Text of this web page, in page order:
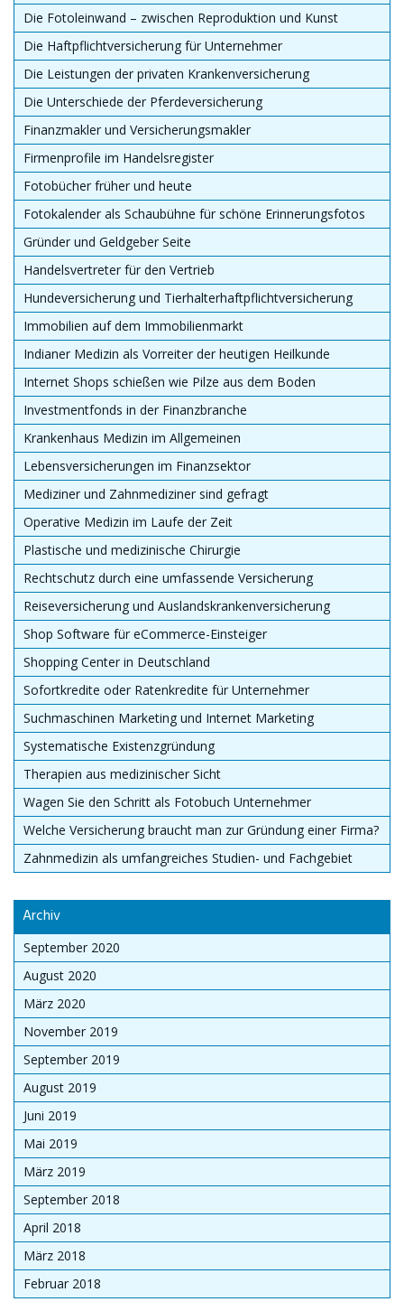
Die Fotoleinwand – zwischen Reproduktion und Kunst
Die Haftpflichtversicherung für Unternehmer
Die Leistungen der privaten Krankenversicherung
Die Unterschiede der Pferdeversicherung
Finanzmakler und Versicherungsmakler
Firmenprofile im Handelsregister
Fotobücher früher und heute
Fotokalender als Schaubühne für schöne Erinnerungsfotos
Gründer und Geldgeber Seite
Handelsvertreter für den Vertrieb
Hundeversicherung und Tierhalterhaftpflichtversicherung
Immobilien auf dem Immobilienmarkt
Indianer Medizin als Vorreiter der heutigen Heilkunde
Internet Shops schießen wie Pilze aus dem Boden
Investmentfonds in der Finanzbranche
Krankenhaus Medizin im Allgemeinen
Lebensversicherungen im Finanzsektor
Mediziner und Zahnmediziner sind gefragt
Operative Medizin im Laufe der Zeit
Plastische und medizinische Chirurgie
Rechtschutz durch eine umfassende Versicherung
Reiseversicherung und Auslandskrankenversicherung
Shop Software für eCommerce-Einsteiger
Shopping Center in Deutschland
Sofortkredite oder Ratenkredite für Unternehmer
Suchmaschinen Marketing und Internet Marketing
Systematische Existenzgründung
Therapien aus medizinischer Sicht
Wagen Sie den Schritt als Fotobuch Unternehmer
Welche Versicherung braucht man zur Gründung einer Firma?
Zahnmedizin als umfangreiches Studien- und Fachgebiet
Archiv
September 2020
August 2020
März 2020
November 2019
September 2019
August 2019
Juni 2019
Mai 2019
März 2019
September 2018
April 2018
März 2018
Februar 2018